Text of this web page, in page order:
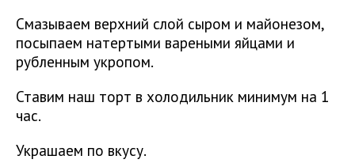
Смазываем верхний слой сыром и майонезом,
посыпаем натертыми вареными яйцами и
рубленным укропом.
Ставим наш торт в холодильник минимум на 1
час.
Украшаем по вкусу.